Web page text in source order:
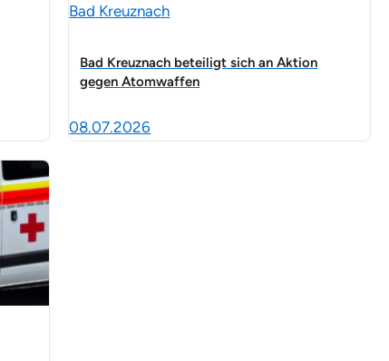
Bad Kreuznach
Bad Kreuznach beteiligt sich an Aktion
gegen Atomwaffen
08.07.2026